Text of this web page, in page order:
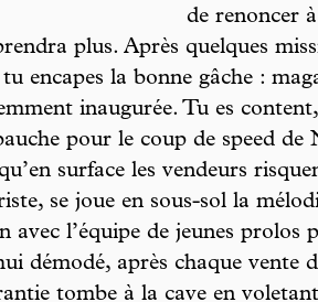
de renoncer
plus. Après quelques
encapes la bonne gâche :
inaugurée. Tu es
pour le coup de speed de
surface les vendeurs
se joue en sous-sol la
avec l’équipe de jeunes prolos
démodé, après chaque vente
tombe à la cave en